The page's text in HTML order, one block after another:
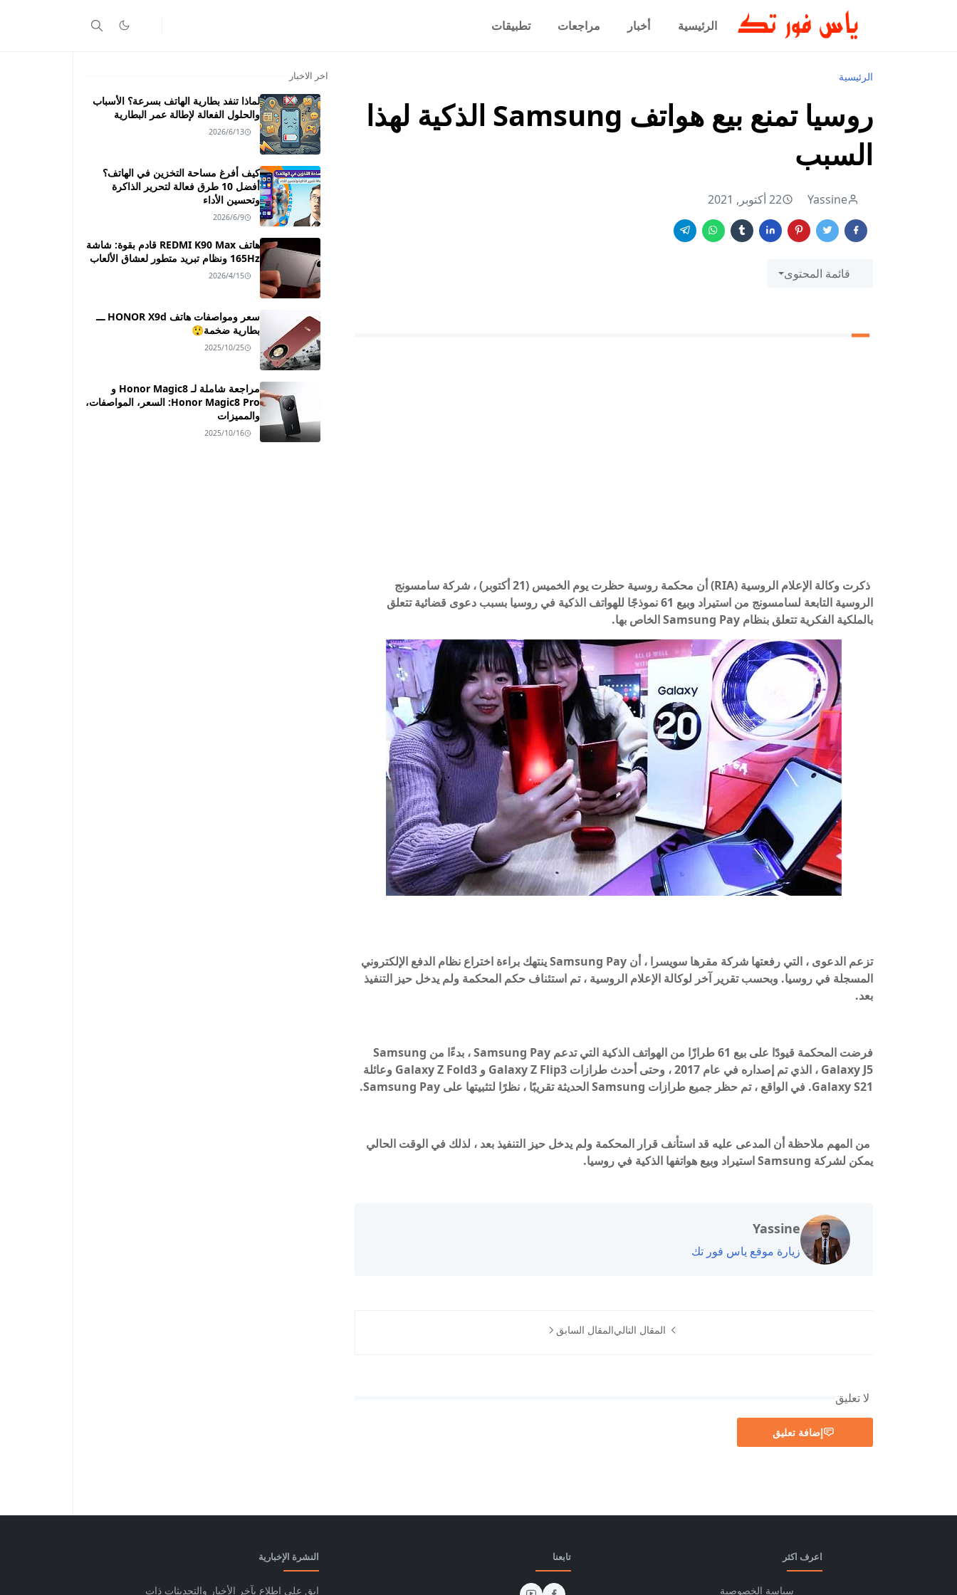
الرئيسية أخبار مراجعات تطبيقات
الرئيسية
روسيا تمنع بيع هواتف Samsung الذكية لهذا
السبب
Yassine 22 أكتوبر, 2021
قائمة المحتوى
ذكرت وكالة الإعلام الروسية (RIA) أن محكمة روسية حظرت يوم الخميس (21 أكتوبر) ، شركة سامسونج
الروسية التابعة لسامسونج من استيراد وبيع 61 نموذجًا للهواتف الذكية في روسيا بسبب دعوى قضائية تتعلق
بالملكية الفكرية تتعلق بنظام Samsung Pay الخاص بها.
تزعم الدعوى ، التي رفعتها شركة مقرها سويسرا ، أن Samsung Pay ينتهك براءة اختراع نظام الدفع الإلكتروني
المسجلة في روسيا. وبحسب تقرير آخر لوكالة الإعلام الروسية ، تم استئناف حكم المحكمة ولم يدخل حيز التنفيذ
بعد.
فرضت المحكمة قيودًا على بيع 61 طرازًا من الهواتف الذكية التي تدعم Samsung Pay ، بدءًا من Samsung
Galaxy J5 ، الذي تم إصداره في عام 2017 ، وحتى أحدث طرازات Galaxy Z Flip3 و Galaxy Z Fold3 وعائلة
Galaxy S21. في الواقع ، تم حظر جميع طرازات Samsung الحديثة تقريبًا ، نظرًا لتثبيتها على Samsung Pay.
من المهم ملاحظة أن المدعى عليه قد استأنف قرار المحكمة ولم يدخل حيز التنفيذ بعد ، لذلك في الوقت الحالي
يمكن لشركة Samsung استيراد وبيع هواتفها الذكية في روسيا.
Yassine
زيارة موقع ياس فور تك
المقال التاليالمقال السابق
لا تعليق
إضافة تعليق
اخر الاخبار
لماذا تنفد بطارية الهاتف بسرعة؟ الأسباب
والحلول الفعالة لإطالة عمر البطارية
2026/6/13
كيف أفرغ مساحة التخزين في الهاتف؟
أفضل 10 طرق فعالة لتحرير الذاكرة
وتحسين الأداء
2026/6/9
هاتف REDMI K90 Max قادم بقوة: شاشة
165Hz ونظام تبريد متطور لعشاق الألعاب
2026/4/15
سعر ومواصفات هاتف HONOR X9d ـــ
بطارية ضخمة😲
2025/10/25
مراجعة شاملة لـ Honor Magic8 و
Honor Magic8 Pro: السعر، المواصفات،
والمميزات
2025/10/16
اعرف اكثر
سياسة الخصوصية
تابعنا النشرة الإخبارية
ابق على اطلاع بآخر الأخبار والتحديثات ذات